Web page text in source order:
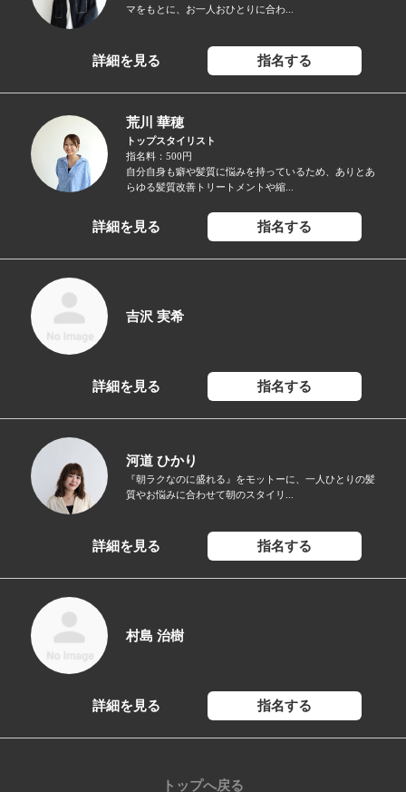
マをもとに、お一人おひとりに合わ...
詳細を見る 指名する
荒川 華穂
トップスタイリスト
指名料：500円
自分自身も癖や髪質に悩みを持っているため、ありとあ
らゆる髪質改善トリートメントや縮...
詳細を見る 指名する
吉沢 実希
詳細を見る 指名する
河道 ひかり
『朝ラクなのに盛れる』をモットーに、一人ひとりの髪
質やお悩みに合わせて朝のスタイリ...
詳細を見る 指名する
村島 治樹
詳細を見る 指名する
トップへ戻る